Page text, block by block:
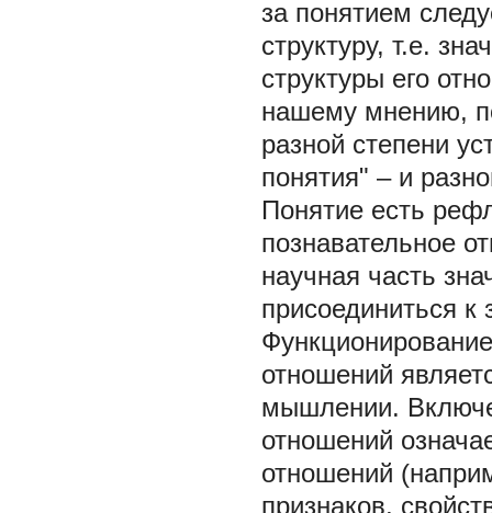
за понятием
структуру, т.е.
структуры его
нашему мнению,
разной степени
понятия" – и
Понятие есть
познавательное
научная часть
присоединиться
отношений
мышлении.
отношений
отношений
признаков,